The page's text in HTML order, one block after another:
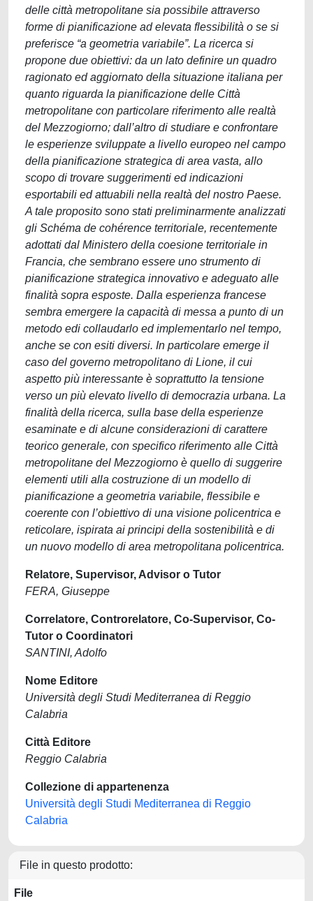
delle città metropolitane sia possibile attraverso
forme di pianificazione ad elevata flessibilità o se si
preferisce “a geometria variabile”. La ricerca si
propone due obiettivi: da un lato definire un quadro
ragionato ed aggiornato della situazione italiana per
quanto riguarda la pianificazione delle Città
metropolitane con particolare riferimento alle realtà
del Mezzogiorno; dall’altro di studiare e confrontare
le esperienze sviluppate a livello europeo nel campo
della pianificazione strategica di area vasta, allo
scopo di trovare suggerimenti ed indicazioni
esportabili ed attuabili nella realtà del nostro Paese.
A tale proposito sono stati preliminarmente analizzati
gli Schéma de cohérence territoriale, recentemente
adottati dal Ministero della coesione territoriale in
Francia, che sembrano essere uno strumento di
pianificazione strategica innovativo e adeguato alle
finalità sopra esposte. Dalla esperienza francese
sembra emergere la capacità di messa a punto di un
metodo edi collaudarlo ed implementarlo nel tempo,
anche se con esiti diversi. In particolare emerge il
caso del governo metropolitano di Lione, il cui
aspetto più interessante è soprattutto la tensione
verso un più elevato livello di democrazia urbana. La
finalità della ricerca, sulla base della esperienze
esaminate e di alcune considerazioni di carattere
teorico generale, con specifico riferimento alle Città
metropolitane del Mezzogiorno è quello di suggerire
elementi utili alla costruzione di un modello di
pianificazione a geometria variabile, flessibile e
coerente con l’obiettivo di una visione policentrica e
reticolare, ispirata ai principi della sostenibilità e di
un nuovo modello di area metropolitana policentrica.
Relatore, Supervisor, Advisor o Tutor
FERA, Giuseppe
Correlatore, Controrelatore, Co-Supervisor, Co-
Tutor o Coordinatori
SANTINI, Adolfo
Nome Editore
Università degli Studi Mediterranea di Reggio
Calabria
Città Editore
Reggio Calabria
Collezione di appartenenza
Università degli Studi Mediterranea di Reggio
Calabria
File in questo prodotto:
File